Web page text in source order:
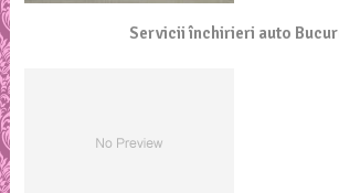
Servicii închirieri auto